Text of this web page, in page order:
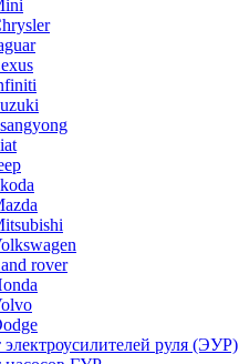
rover
руля (ЭУР)